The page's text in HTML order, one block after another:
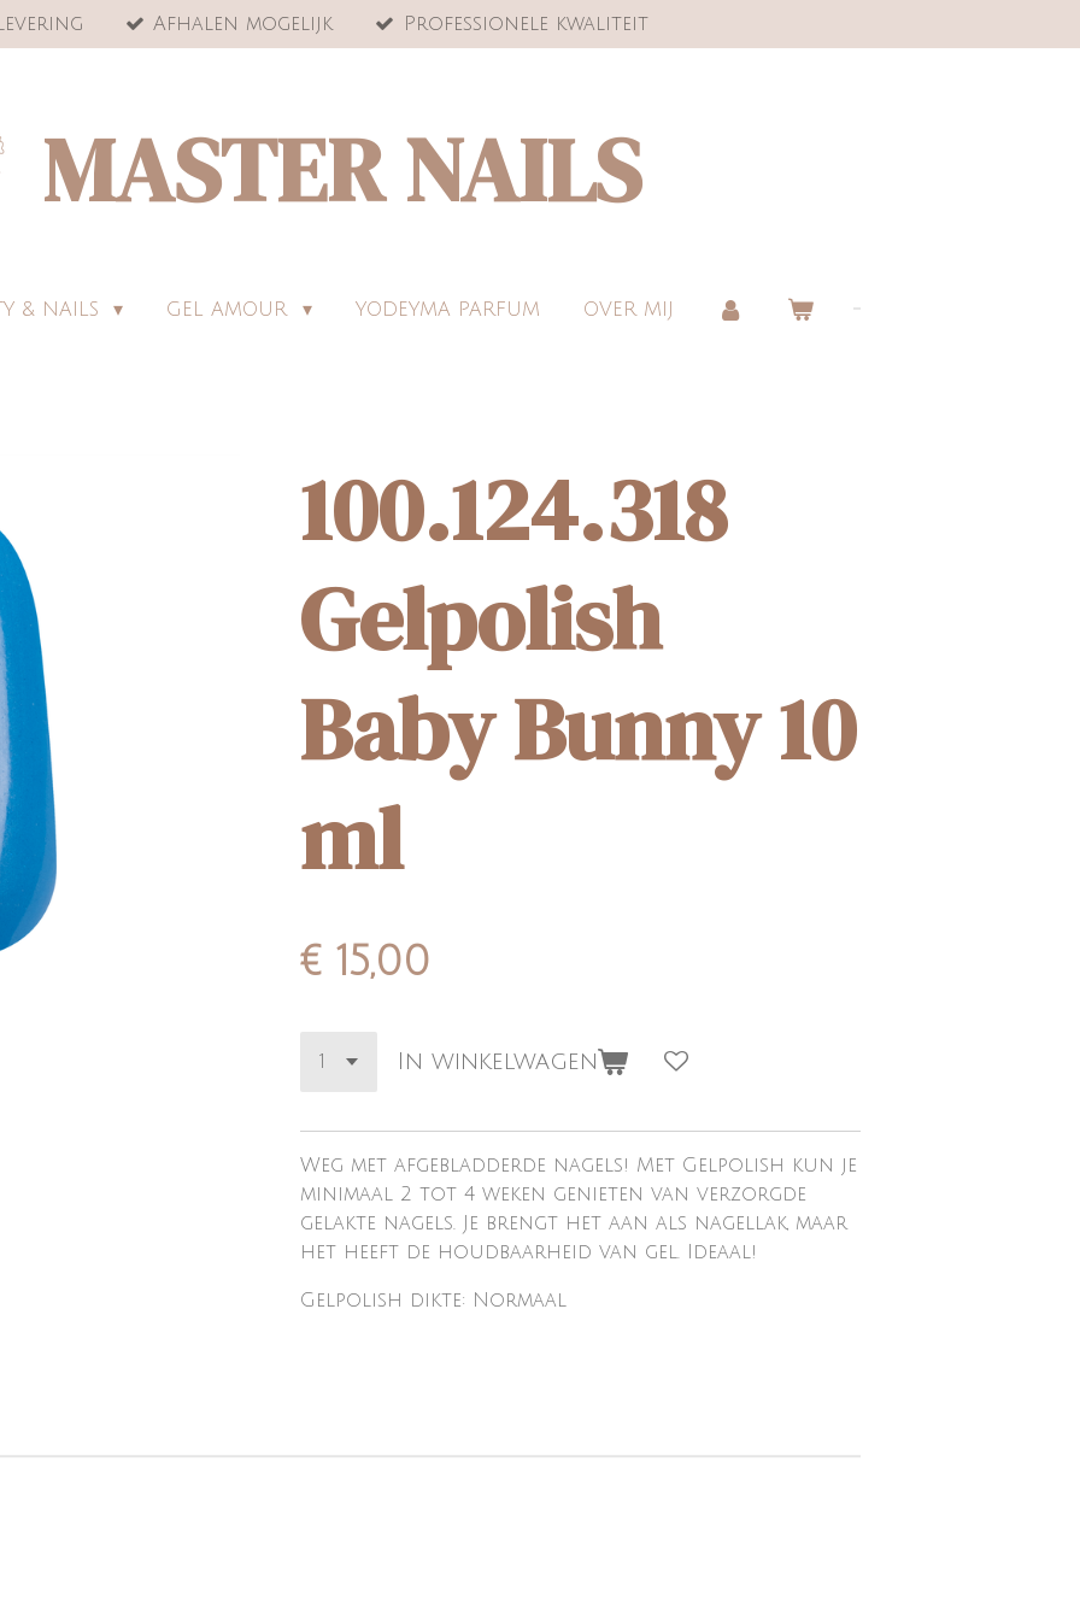
Afhalen mogelijk Professionele kwaliteit
MASTER NAILS
& NAILS GEL AMOUR YODEYMA PARFUM OVER MIJ
100.124.318
Gelpolish
Baby Bunny 10
ml
€ 15,00
In winkelwagen
Weg met afgebladderde nagels! Met Gelpolish kun je
minimaal 2 tot 4 weken genieten van verzorgde
gelakte nagels. Je brengt het aan als nagellak, maar
het heeft de houdbaarheid van gel. Ideaal!
Gelpolish dikte: Normaal